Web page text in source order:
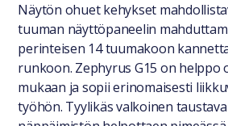
Näytön ohuet kehykset
tuuman näyttöpaneelin
perinteisen 14 tuumakoon
runkoon. Zephyrus G15 on helppo
mukaan ja sopii erinomaisesti
työhön. Tyylikäs valkoinen